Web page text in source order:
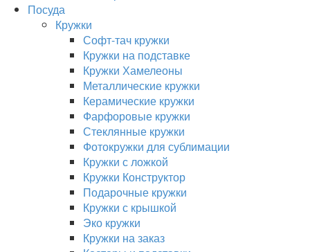
Посуда
Кружки
Софт-тач кружки
Кружки на подставке
Кружки Хамелеоны
Металлические кружки
Керамические кружки
Фарфоровые кружки
Стеклянные кружки
Фотокружки для сублимации
Кружки с ложкой
Кружки Конструктор
Подарочные кружки
Кружки с крышкой
Эко кружки
Кружки на заказ